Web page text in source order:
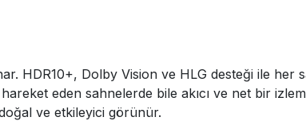
HDR10+, Dolby Vision ve HLG desteği ile her
eden sahnelerde bile akıcı ve net bir
ve etkileyici görünür.